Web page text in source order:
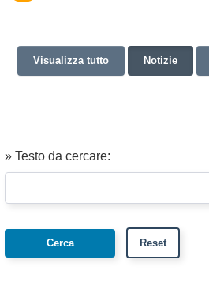
Visualizza tutto Notizie
» Testo da cercare: